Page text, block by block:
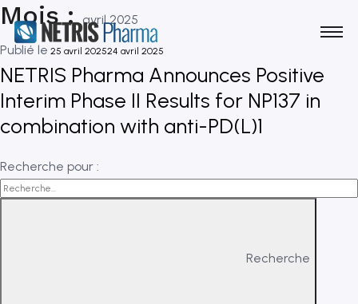
Mois :avril 2025
Publié le 25 avril 202524 avril 2025
NETRIS Pharma Announces Positive
Interim Phase II Results for NP137 in
combination with anti-PD(L)1
Recherche pour :
Recherche